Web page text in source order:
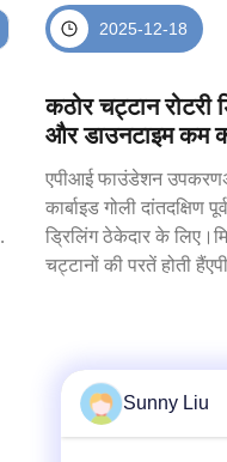
2025-12-18
कठोर चट्टान रोटरी
और डाउनटाइम कम
एपीआई फाउंडेशन
कार्बाइड गोली
ड्रिलिंग ठेकेदार के
चट्टानों की परतें होती
Sunny Liu